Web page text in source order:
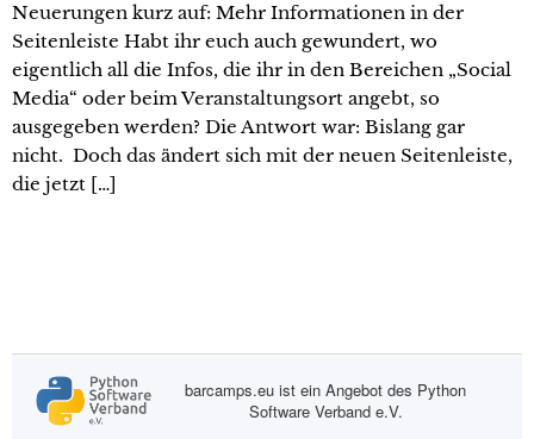
Neuerungen kurz auf: Mehr Informationen in der
Seitenleiste Habt ihr euch auch gewundert, wo
eigentlich all die Infos, die ihr in den Bereichen „Social
Media“ oder beim Veranstaltungsort angebt, so
ausgegeben werden? Die Antwort war: Bislang gar
nicht. Doch das ändert sich mit der neuen Seitenleiste,
die jetzt […]
barcamps.eu ist ein Angebot des Python
Software Verband e.V.